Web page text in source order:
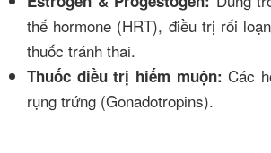
thế hormone (HRT), điều trị rối
thuốc tránh thai.
Thuốc điều trị hiếm muộn: Các
rụng trứng (Gonadotropins).